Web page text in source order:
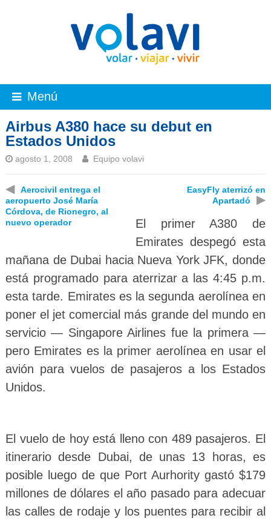
Menú
Airbus A380 hace su debut en
Estados Unidos
agosto 1, 2008 Equipo volavi
◀
Aerocivil entrega el
aeropuerto José María
Córdova, de Rionegro, al
nuevo operador
EasyFly aterrizó en
Apartadó
▶
El primer A380 de
Emirates despegó esta
mañana de Dubai hacia Nueva York JFK, donde
está programado para aterrizar a las 4:45 p.m.
esta tarde. Emirates es la segunda aerolínea en
poner el jet comercial más grande del mundo en
servicio — Singapore Airlines fue la primera —
pero Emirates es la primer aerolínea en usar el
avión para vuelos de pasajeros a los Estados
Unidos.
El vuelo de hoy está lleno con 489 pasajeros. El
itinerario desde Dubai, de unas 13 horas, es
posible luego de que Port Aurhority gastó $179
millones de dólares el año pasado para adecuar
las calles de rodaje y los puentes para recibir al